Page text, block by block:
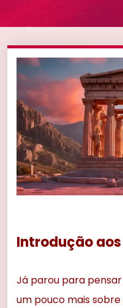
Introdução
Já parou para
um pouco mais sobre